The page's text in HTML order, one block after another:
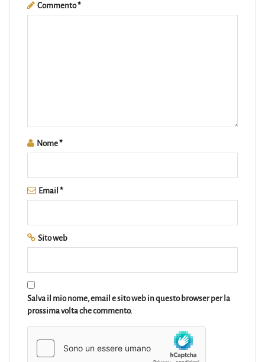
Commento*
Nome*
Email *
Sito web
Salva il mio nome, email e sito web in questo browser per la
prossima volta che commento.